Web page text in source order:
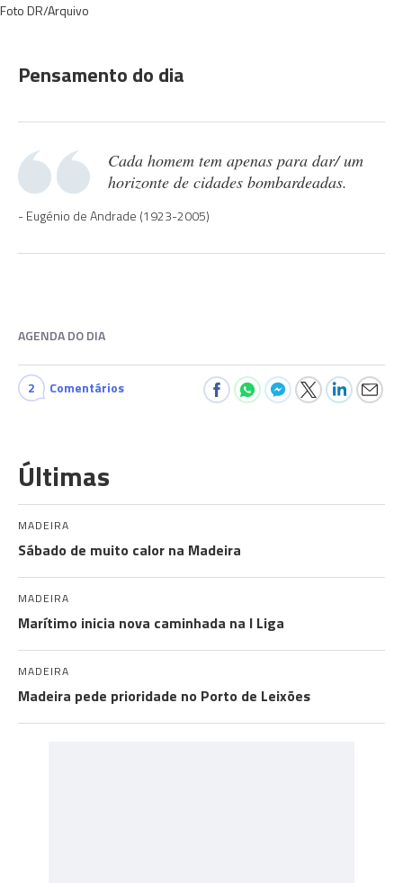
Foto DR/Arquivo
Pensamento do dia
Cada homem tem apenas para dar/ um
horizonte de cidades bombardeadas.
Eugénio de Andrade (1923-2005)
AGENDA DO DIA
2 Comentários
Últimas
MADEIRA
Sábado de muito calor na Madeira
MADEIRA
Marítimo inicia nova caminhada na I Liga
MADEIRA
Madeira pede prioridade no Porto de Leixões